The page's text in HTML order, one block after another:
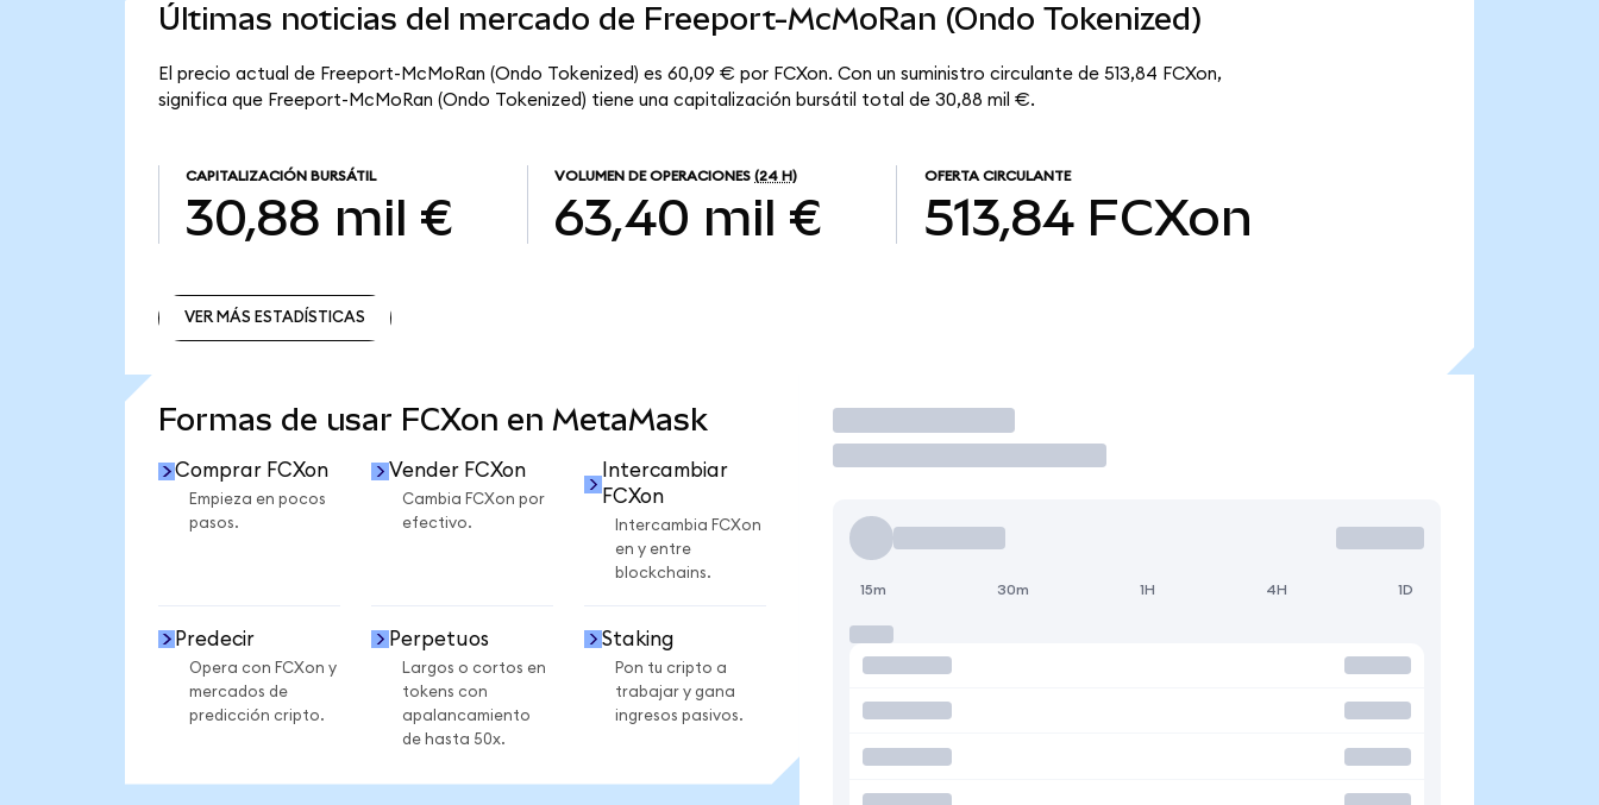
Últimas noticias del mercado de Freeport-McMoRan (Ondo Tokenized)
El precio actual de Freeport-McMoRan (Ondo Tokenized) es 60,09 € por FCXon. Con un suministro circulante de 513,84 FCXon,
significa que Freeport-McMoRan (Ondo Tokenized) tiene una capitalización bursátil total de 30,88 mil €.
CAPITALIZACIÓN BURSÁTIL
30,88 mil €
VOLUMEN DE OPERACIONES (24 H)
63,40 mil €
OFERTA CIRCULANTE
513,84 FCXon
VER MÁS ESTADÍSTICAS
Formas de usar FCXon en MetaMask
Comprar FCXon
Empieza en pocos
pasos.
Vender FCXon
Cambia FCXon por
efectivo.
Intercambiar
FCXon
Intercambia FCXon
en y entre
blockchains.
Predecir
Opera con FCXon y
mercados de
predicción cripto.
Perpetuos
Largos o cortos en
tokens con
apalancamiento
de hasta 50x.
Staking
Pon tu cripto a
trabajar y gana
ingresos pasivos.
Operar
15m 30m 1H 4H 1D